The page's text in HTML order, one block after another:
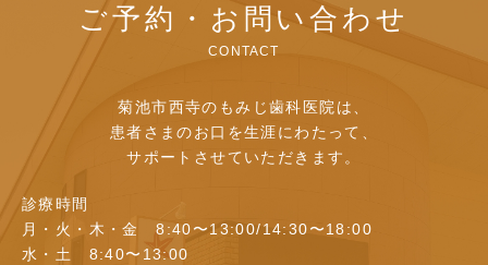
ご予約・お問い合わせ
CONTACT
菊池市西寺のもみじ歯科医院は、
患者さまのお口を生涯にわたって、
サポートさせていただきます。
診療時間
月・火・木・金 8:40〜13:00/14:30〜18:00
水・土 8:40〜13:00